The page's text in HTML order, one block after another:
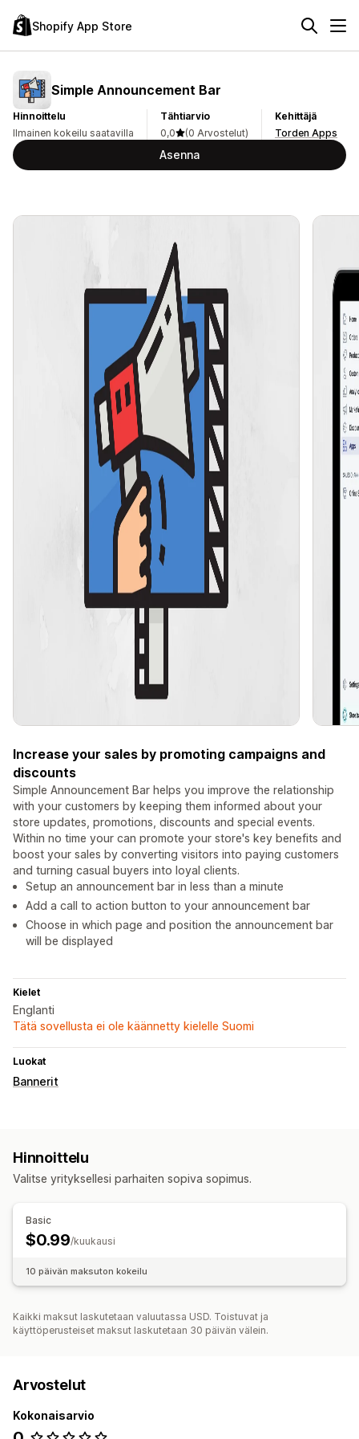
Shopify App Store
Simple Announcement Bar
Hinnoittelu
Ilmainen kokeilu saatavilla
Tähtiarvio
0,0
(0 Arvostelut)
Kehittäjä
Torden Apps
Asenna
Increase your sales by promoting campaigns and
discounts
Simple Announcement Bar helps you improve the relationship
with your customers by keeping them informed about your
store updates, promotions, discounts and special events.
Within no time your can promote your store's key benefits and
boost your sales by converting visitors into paying customers
and turning casual buyers into loyal clients.
Setup an announcement bar in less than a minute
Add a call to action button to your announcement bar
Choose in which page and position the announcement bar
will be displayed
Kielet
Englanti
Tätä sovellusta ei ole käännetty kielelle Suomi
Luokat
Bannerit
Hinnoittelu
Valitse yrityksellesi parhaiten sopiva sopimus.
Basic
$0.99/kuukausi
10 päivän maksuton kokeilu
Kaikki maksut laskutetaan valuutassa USD. Toistuvat ja
käyttöperusteiset maksut laskutetaan 30 päivän välein.
Arvostelut
Kokonaisarvio